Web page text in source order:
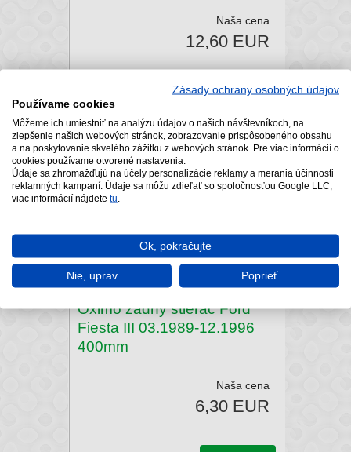
Zásady ochrany osobných údajov
Používame cookies
Môžeme ich umiestniť na analýzu údajov o našich návštevníkoch, na
zlepšenie našich webových stránok, zobrazovanie prispôsobeného obsahu
a na poskytovanie skvelého zážitku z webových stránok. Pre viac informácií o
cookies používame otvorené nastavenia.
Údaje sa zhromažďujú na účely personalizácie reklamy a merania účinnosti
reklamných kampaní. Údaje sa môžu zdieľať so spoločnosťou Google LLC,
viac informácií nájdete tu
Ok, pokračujte
Nie, uprav Poprieť
Naša cena
12,60 EUR
Oximo zadný stierač Ford
Fiesta III 03.1989-12.1996
400mm
Naša cena
6,30 EUR